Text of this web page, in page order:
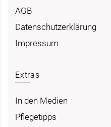
AGB
Datenschutzerklärung
Impressum
Extras
In den Medien
Pflegetipps